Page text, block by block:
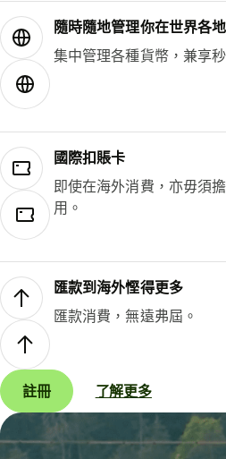
隨時隨地管理你在世界各
集中管理各種貨幣，兼享
國際扣賬卡
即使在海外消費，亦毋須
用。
匯款到海外慳得更多
匯款消費，無遠弗屆。
註冊 了解更多